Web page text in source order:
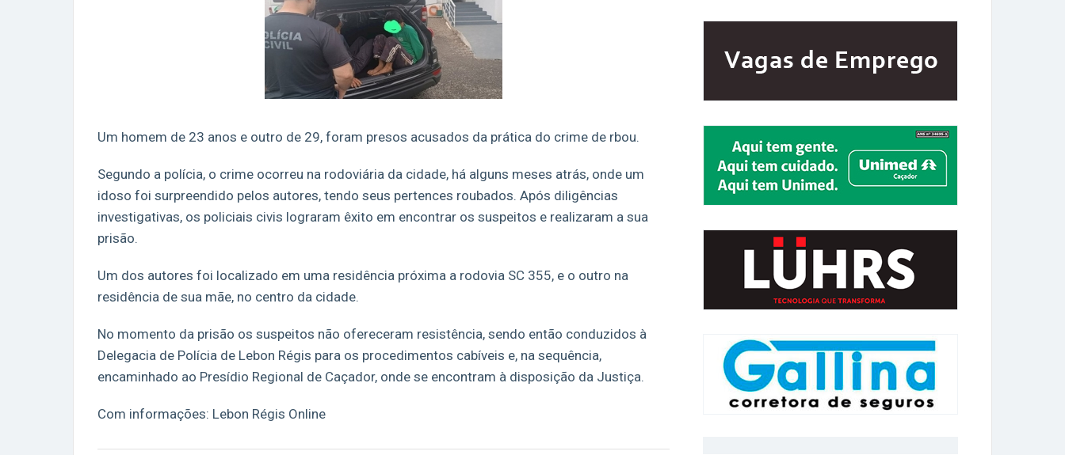
Um homem de 23 anos e outro de 29, foram presos acusados da prática do crime de rbou.
Segundo a polícia, o crime ocorreu na rodoviária da cidade, há alguns meses atrás, onde um
idoso foi surpreendido pelos autores, tendo seus pertences roubados. Após diligências
investigativas, os policiais civis lograram êxito em encontrar os suspeitos e realizaram a sua
prisão.
Um dos autores foi localizado em uma residência próxima a rodovia SC 355, e o outro na
residência de sua mãe, no centro da cidade.
No momento da prisão os suspeitos não ofereceram resistência, sendo então conduzidos à
Delegacia de Polícia de Lebon Régis para os procedimentos cabíveis e, na sequência,
encaminhado ao Presídio Regional de Caçador, onde se encontram à disposição da Justiça.
Com informações: Lebon Régis Online